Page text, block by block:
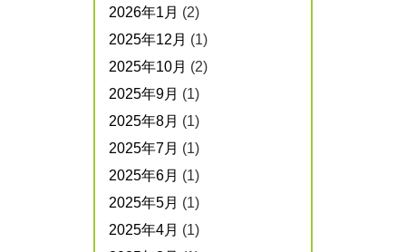
2026年1月 (2)
2025年12月 (1)
2025年10月 (2)
2025年9月 (1)
2025年8月 (1)
2025年7月 (1)
2025年6月 (1)
2025年5月 (1)
2025年4月 (1)